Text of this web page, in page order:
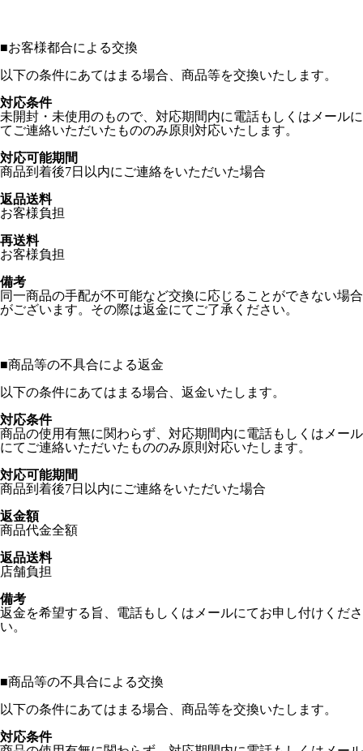
■お客様都合による交換
以下の条件にあてはまる場合、商品等を交換いたします。
対応条件
未開封・未使用のもので、対応期間内に電話もしくはメールに
てご連絡いただいたもののみ原則対応いたします。
対応可能期間
商品到着後7日以内にご連絡をいただいた場合
返品送料
お客様負担
再送料
お客様負担
備考
同一商品の手配が不可能など交換に応じることができない場合
がございます。その際は返金にてご了承ください。
■商品等の不具合による返金
以下の条件にあてはまる場合、返金いたします。
対応条件
商品の使用有無に関わらず、対応期間内に電話もしくはメール
にてご連絡いただいたもののみ原則対応いたします。
対応可能期間
商品到着後7日以内にご連絡をいただいた場合
返金額
商品代金全額
返品送料
店舗負担
備考
返金を希望する旨、電話もしくはメールにてお申し付けくださ
い。
■商品等の不具合による交換
以下の条件にあてはまる場合、商品等を交換いたします。
対応条件